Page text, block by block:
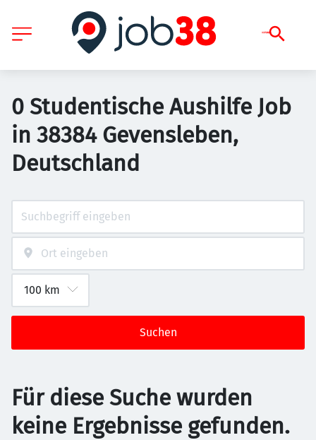
0 Studentische Aushilfe Job
in 38384 Gevensleben,
Deutschland
Suchen
Für diese Suche wurden
keine Ergebnisse gefunden.